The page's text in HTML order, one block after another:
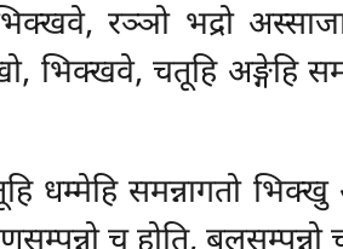
रञ्ञो भद्रो
भिक्खवे, चतूहि अङ्गेहि
धम्मेहि समन्नागतो भिक्खु